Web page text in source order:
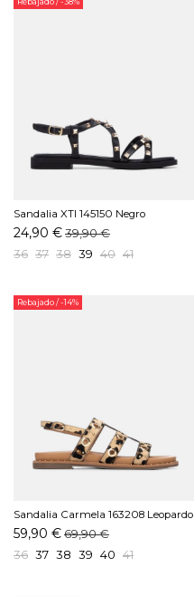
Sandalia XTI 145150 Negro
24,90 €39,90 €
36 37 38 39 40 41
Rebajado/ -14%
Sandalia Carmela 163208 Leopardo
59,90 €69,90 €
36 37 38 39 40 41